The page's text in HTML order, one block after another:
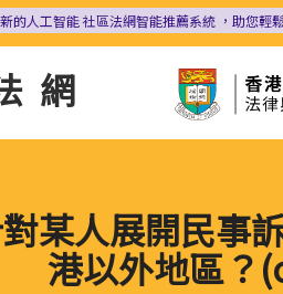
的人工智能社區法網智能推薦系統 ，助您輕
網
某人展開民事
港以外地區？